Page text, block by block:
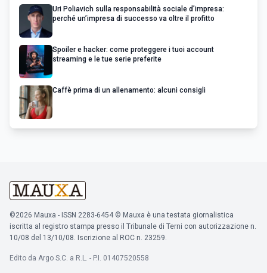
Uri Poliavich sulla responsabilità sociale d’impresa:
perché un’impresa di successo va oltre il profitto
Spoiler e hacker: come proteggere i tuoi account
streaming e le tue serie preferite
Caffè prima di un allenamento: alcuni consigli
©2026 Mauxa - ISSN 2283-6454 © Mauxa è una testata giornalistica
iscritta al registro stampa presso il Tribunale di Terni con autorizzazione n.
10/08 del 13/10/08. Iscrizione al ROC n. 23259.
Edito da Argo S.C. a R.L. - P.I. 01407520558